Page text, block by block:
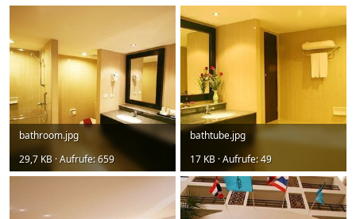
bathroom.jpg
29,7 KB · Aufrufe: 659
bathtube.jpg
17 KB · Aufrufe: 49